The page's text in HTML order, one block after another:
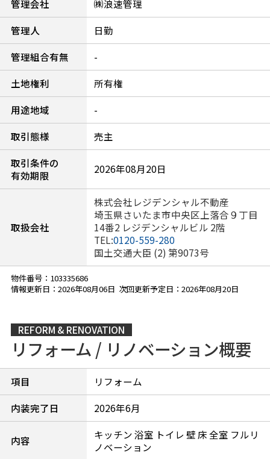
管理会社
㈱浪速管理
管理人
日勤
管理組合有無
-
土地権利
所有権
用途地域
-
取引態様
売主
取引条件の
有効期限
2026年08月20日
取扱会社
株式会社レジデンシャル不動産
埼玉県さいたま市中央区上落合９丁目
14番2 レジデンシャルビル 2階
TEL:0120-559-280
国土交通大臣 (2) 第9073号
物件番号：103335686
情報更新日：2026年08月06日 次回更新予定日：2026年08月20日
REFORM & RENOVATION
リフォーム / リノベーション概要
項目
リフォーム
内装完了日
2026年6月
内容
キッチン 浴室 トイレ 壁 床 全室 フルリ
ノベーション